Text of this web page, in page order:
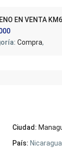
EN VENTA
Compra,
Ciudad:
País: Nicaragua